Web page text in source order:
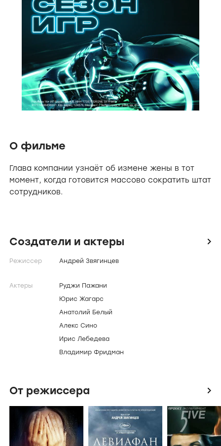
О фильме
Глава компании узнаёт об измене жены в тот
момент, когда готовится массово сократить штат
сотрудников.
Создатели и актеры icon
Режиссер Андрей Звягинцев
Актеры
Руджи Пажани
Юрис Жагарс
Анатолий Белый
Алекс Сино
Ирис Лебедева
Владимир Фридман
От режиссера icon